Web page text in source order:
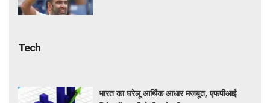
Tech
भारत का घरेलू आर्थिक आधार मजबूत, एफपीआई